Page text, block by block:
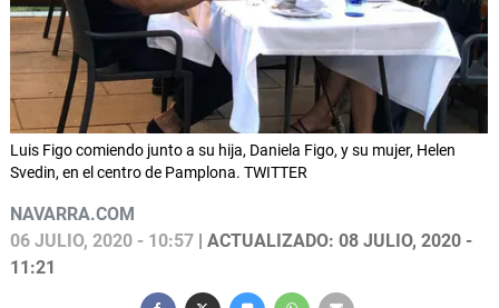
Luis Figo comiendo junto a su hija, Daniela Figo, y su mujer, Helen
Svedin, en el centro de Pamplona. TWITTER
NAVARRA.COM
06 JULIO, 2020 - 10:57 | ACTUALIZADO: 08 JULIO, 2020 -
11:21